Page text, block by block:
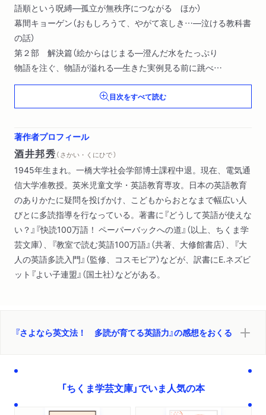
語順という呪縛―孤立が無秩序につながる ほか）
幕間キョーゲン（おもしろうて、やがて哀しき…―泣ける教科書
の話）
第２部 解決篇（絵からはじまる―澄んだ水をたっぷり
物語を注ぐ、物語が溢れる―生きた実例見る前に跳べ
物語の力―どこから来て、どこへ行く？）
目次をすべて読む
著作者プロフィール
酒井邦秀（ さかい・くにひで ）
1945年生まれ。一橋大学社会学部博士課程中退。現在、電気通
信大学准教授。英米児童文学・英語教育専攻。日本の英語教育
のありかたに疑問を投げかけ、こどもからおとなまで幅広い人
びとに多読指導を行なっている。著書に『どうして英語が使えな
い？』『快読100万語！ ペーパーバックへの道』（以上、ちくま学
芸文庫）、『教室で読む英語100万語』（共著、大修館書店）、『大
人の英語多読入門』（監修、コスモピア）などが、訳書にE.ネズビ
ット『よい子連盟』（国土社）などがある。
『さよなら英文法！ 多読が育てる英語力』の感想をおくる
「ちくま学芸文庫」でいま人気の本